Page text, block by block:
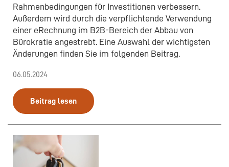
Rahmenbedingungen für Investitionen verbessern.
Außerdem wird durch die verpflichtende Verwendung
einer eRechnung im B2B-Bereich der Abbau von
Bürokratie angestrebt. Eine Auswahl der wichtigsten
Änderungen finden Sie im folgenden Beitrag.
06.05.2024
Beitrag lesen